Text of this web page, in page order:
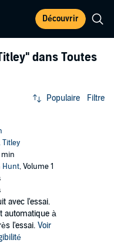
Découvrir
dans Toutes
Populaire Filtre
Titley
min
Hunt, Volume 1
avec l'essai.
automatique à
l'essai. Voir